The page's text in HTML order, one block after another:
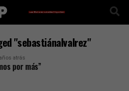
"sebastiánalvalrez"
atrás
por más”